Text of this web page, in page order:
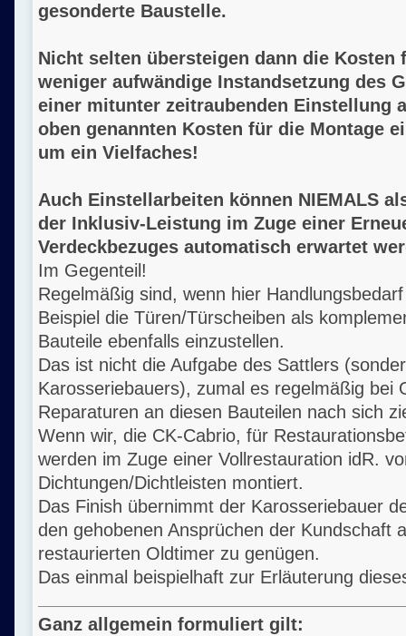
gesonderte Baustelle.
Nicht selten übersteigen dann die Kosten
weniger aufwändige Instandsetzung des
einer mitunter zeitraubenden Einstellung
oben genannten Kosten für die Montage
um ein Vielfaches!
Auch Einstellarbeiten können NIEMALS
der Inklusiv-Leistung im Zuge einer
Verdeckbezuges automatisch erwartet
Im Gegenteil!
Regelmäßig sind, wenn hier
Beispiel die Türen/Türscheiben als
Bauteile ebenfalls einzustellen.
Das ist nicht die Aufgabe des Sattlers
Karosseriebauers), zumal es regelmäßig bei
Reparaturen an diesen Bauteilen nach sich
Wenn wir, die CK-Cabrio, für
werden im Zuge einer Vollrestauration idR.
Dichtungen/Dichtleisten montiert.
Das Finish übernimmt der Karosseriebauer
den gehobenen Ansprüchen der Kundschaft
restaurierten Oldtimer zu genügen.
Das einmal beispielhaft zur Erläuterung
Ganz allgemein formuliert gilt: